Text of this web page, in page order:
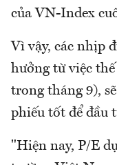
của VN-Index
Vì vậy, các nhịp
hưởng từ việc
trong tháng 9),
phiếu tốt để đầu
"Hiện nay, P/E